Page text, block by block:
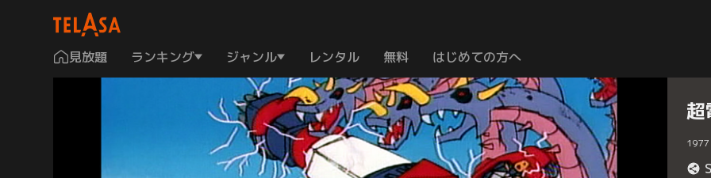
見放題 ランキング ジャンル レンタル 無料 はじめての方へ
1977